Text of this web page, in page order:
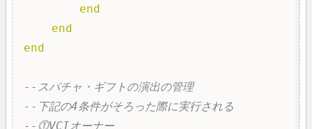
end
end
end
--スパチャ・ギフトの演出の管理
--下記の4条件がそろった際に実行される
--⓵VCIオーナー